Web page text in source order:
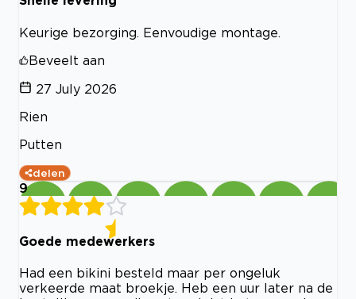
Keurige bezorging. Eenvoudige montage.
Beveelt aan
27 July 2026
Rien
Putten
delen
9
Goede medewerkers
Had een bikini besteld maar per ongeluk
verkeerde maat broekje. Heb een uur later na de